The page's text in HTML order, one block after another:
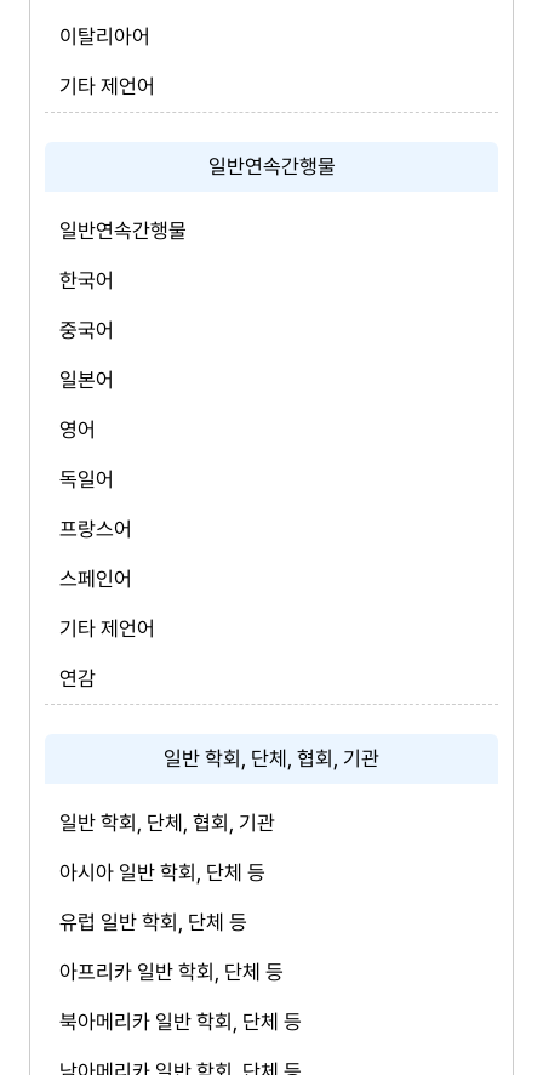
이탈리아어
기타 제언어
일반연속간행물
일반연속간행물
한국어
중국어
일본어
영어
독일어
프랑스어
스페인어
기타 제언어
연감
일반 학회, 단체, 협회, 기관
일반 학회, 단체, 협회, 기관
아시아 일반 학회, 단체 등
유럽 일반 학회, 단체 등
아프리카 일반 학회, 단체 등
북아메리카 일반 학회, 단체 등